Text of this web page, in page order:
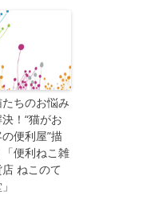
ちのお悩み
！“猫がお
便利屋”描
「便利ねこ雑
ねこのて